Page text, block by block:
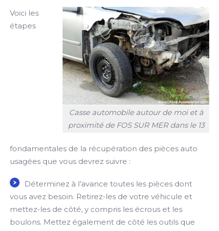
Casse automobile autour de moi et à
proximité de FOS SUR MER dans le 13
Voici les
étapes
fondamentales de la récupération des pièces auto
usagées que vous devrez suivre :
Déterminez à l’avance toutes les pièces dont
vous avez besoin. Retirez-les de votre véhicule et
mettez-les de côté, y compris les écrous et les
boulons. Mettez également de côté les outils que